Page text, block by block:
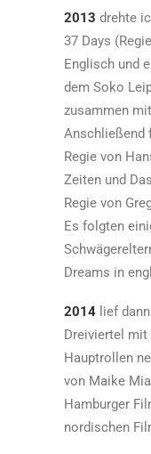
2013 drehte
37 Days
Englisch und
dem Soko
zusammen
Anschließend
Regie von
Zeiten und
Regie von
Es folgten
Dreams in
2014 lief
Dreiviertel mit
Hauptrollen
von Maike
Hamburger
nordischen